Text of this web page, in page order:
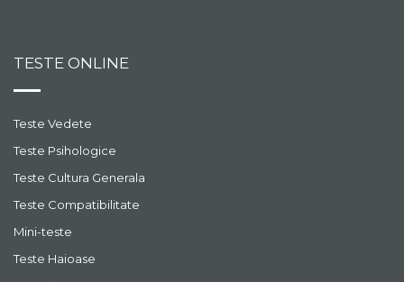
TESTE ONLINE
Teste Vedete
Teste Psihologice
Teste Cultura Generala
Teste Compatibilitate
Mini-teste
Teste Haioase